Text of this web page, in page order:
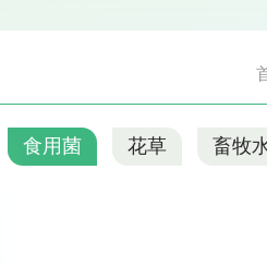
食用菌 花草 畜牧